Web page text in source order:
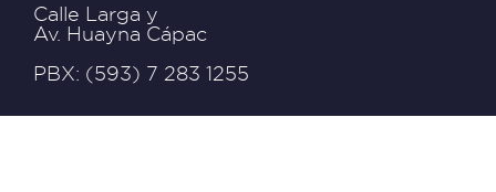
Calle Larga y
Av. Huayna Cápac
PBX: (593) 7 283 1255